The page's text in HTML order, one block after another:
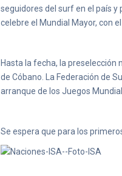
seguidores del surf en el país
celebre el Mundial Mayor, con
Hasta la fecha, la preselección
de Cóbano. La Federación de
arranque de los Juegos
Se espera que para los